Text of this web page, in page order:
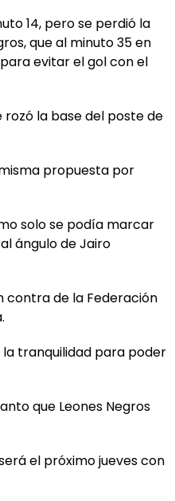
14, pero se perdió la
que al minuto 35 en
evitar el gol con el
la base del poste de
propuesta por
solo se podía marcar
ángulo de Jairo
contra de la Federación
tranquilidad para poder
que Leones Negros
el próximo jueves con